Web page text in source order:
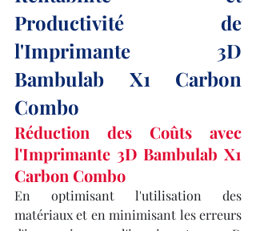
Productivité de
l'Imprimante 3D
Bambulab X1 Carbon
Combo
Réduction des Coûts avec
l'Imprimante 3D Bambulab X1
Carbon Combo
En optimisant l'utilisation des
matériaux et en minimisant les erreurs